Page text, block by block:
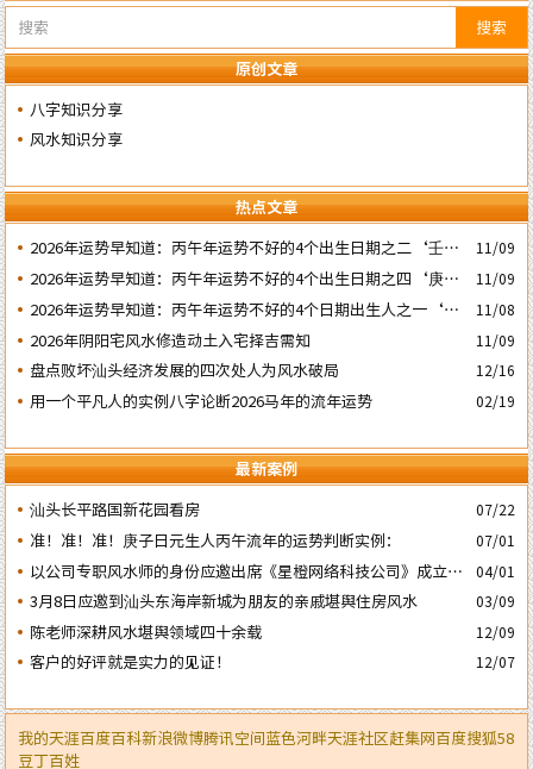
搜索
原创文章
八字知识分享
风水知识分享
热点文章
2026年运势早知道：丙午年运势不好的4个出生日期之二‘壬子’
日
11/09
2026年运势早知道：丙午年运势不好的4个出生日期之四‘庚子’
日
11/09
2026年运势早知道：丙午年运势不好的4个日期出生人之一‘戊
子’ 日
11/08
2026年阴阳宅风水修造动土入宅择吉需知 11/09
盘点败坏汕头经济发展的四次处人为风水破局 12/16
用一个平凡人的实例八字论断2026马年的流年运势 02/19
最新案例
汕头长平路国新花园看房
07/22
准！准！准！庚子日元生人丙午流年的运势判断实例： 07/01
以公司专职风水师的身份应邀出席《星橙网络科技公司》成立5
周年庆典
04/01
3月8日应邀到汕头东海岸新城为朋友的亲戚堪舆住房风水 03/09
陈老师深耕风水堪舆领域四十余载 12/09
客户的好评就是实力的见证！ 12/07
我的天涯百度百科新浪微博腾讯空间蓝色河畔天涯社区赶集网百度搜狐58
豆丁百姓